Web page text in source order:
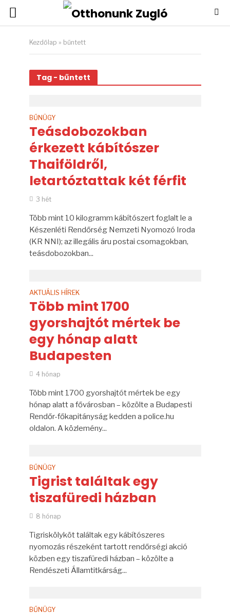
Kezdőlap » bűntett
Tag - bűntett
BŰNÜGY
Teásdobozokban
érkezett kábítószer
Thaiföldről,
letartóztattak két férfit
3 hét
Több mint 10 kilogramm kábítószert foglalt le a
Készenléti Rendőrség Nemzeti Nyomozó Iroda
(KR NNI); az illegális áru postai csomagokban,
teásdobozokban...
AKTUÁLIS HÍREK
Több mint 1700
gyorshajtót mértek be
egy hónap alatt
Budapesten
4 hónap
Több mint 1700 gyorshajtót mértek be egy
hónap alatt a fővárosban – közölte a Budapesti
Rendőr-főkapitányság kedden a police.hu
oldalon. A közlemény...
BŰNÜGY
Tigrist találtak egy
tiszafüredi házban
8 hónap
Tigriskölyköt találtak egy kábítószeres
nyomozás részeként tartott rendőrségi akció
közben egy tiszafüredi házban – közölte a
Rendészeti Államtitkárság...
BŰNÜGY